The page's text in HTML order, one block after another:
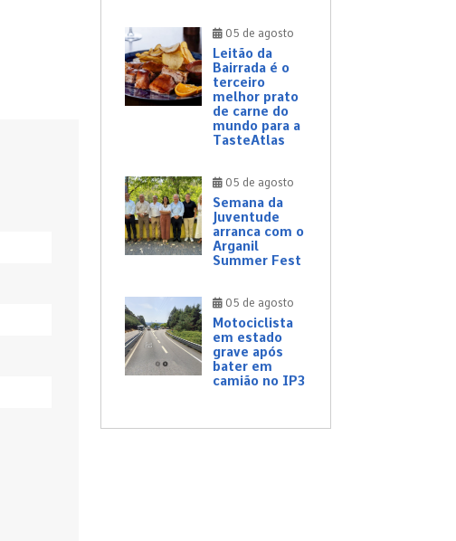
05 de agosto
Leitão da
Bairrada é o
terceiro
melhor prato
de carne do
mundo para a
TasteAtlas
05 de agosto
Semana da
Juventude
arranca com o
Arganil
Summer Fest
05 de agosto
Motociclista
em estado
grave após
bater em
camião no IP3